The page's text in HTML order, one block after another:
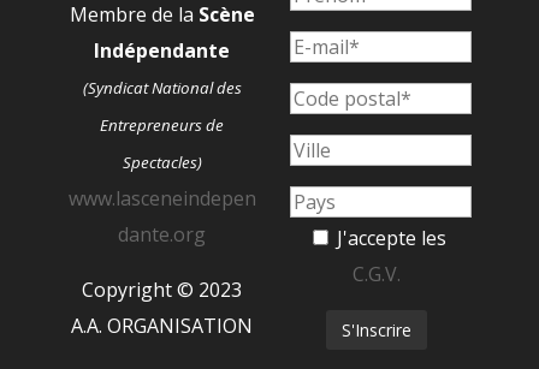
Membre de la Scène
Indépendante
(Syndicat National des
Entrepreneurs de
Spectacles)
www.lasceneindepen
dante.org
Copyright © 2023
A.A. ORGANISATION
J'accepte les
C.G.V.